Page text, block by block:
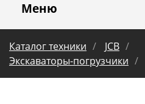
Меню
Каталог техники
JCB
Экскаваторы-погрузчики